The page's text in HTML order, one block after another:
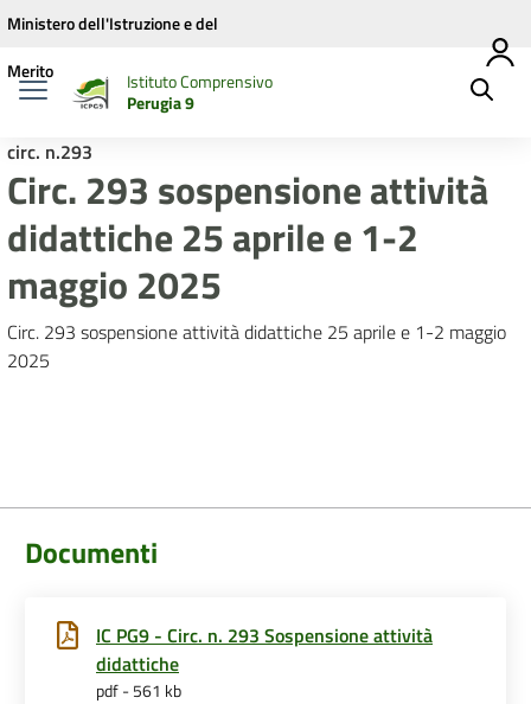
Vai ai contenuti
Vai al menu di navigazione
Vai al footer
Ministero dell'Istruzione e del
Merito
Istituto Comprensivo
Perugia 9
circ. n.293
Circ. 293 sospensione attività
didattiche 25 aprile e 1-2
maggio 2025
Circ. 293 sospensione attività didattiche 25 aprile e 1-2 maggio
2025
Documenti
IC PG9 - Circ. n. 293 Sospensione attività
didattiche
pdf - 561 kb